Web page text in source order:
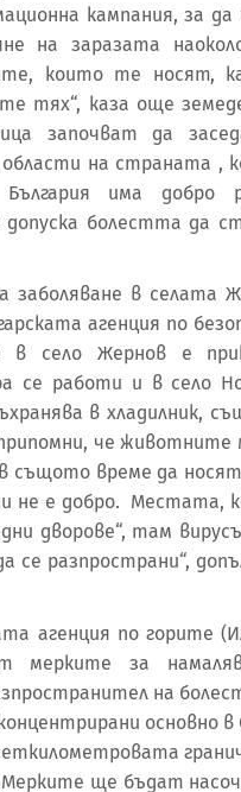
кампания, за да
на заразата
които те носят,
тях“, каза още
започват да
на страната ,
има добро
болестта да
в селата
агенция по
село Жернов е
се работи и в село
в хладилник,
че животните
същото време да
не е добро. Местата,
дворове“, там
се разпространи“,
агенция по горите
мерките за
на
основно в
ще бъдат